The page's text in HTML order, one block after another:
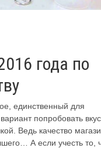
года по
единственный для
попробовать
Ведь качество
А если учесть то,